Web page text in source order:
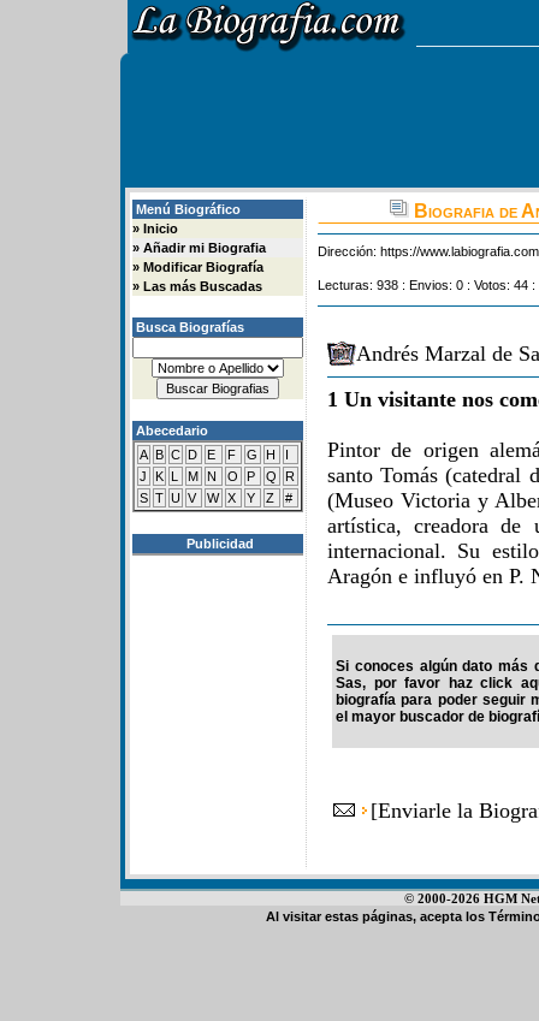
Menú Biográfico
» Inicio
» Añadir mi Biografia
» Modificar Biografía
» Las más Buscadas
Busca Biografías
Abecedario
A B C D E F G H
I
J
K L M N O P Q
R
S T U V W X Y Z #
Publicidad
Biografia de
Dirección: https://
Lecturas: 938 : Envios: 0 : Votos: 44
Andrés Marzal de
1 Un visitante nos
Pintor de origen
santo Tomás (catedral
(Museo Victoria y
artística, creadora de
internacional. Su
Aragón e influyó en P.
Si conoces algún dato más
Sas, por favor haz click
biografía para poder seguir
el mayor buscador de
[Enviarle la
© 2000-2026 HGM
Al visitar estas páginas, acepta los